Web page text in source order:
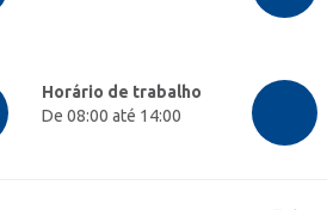
Horário de trabalho
De 08:00 até 14:00